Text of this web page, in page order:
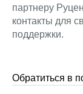
партнеру
контакты для
поддержки.
Обратиться в